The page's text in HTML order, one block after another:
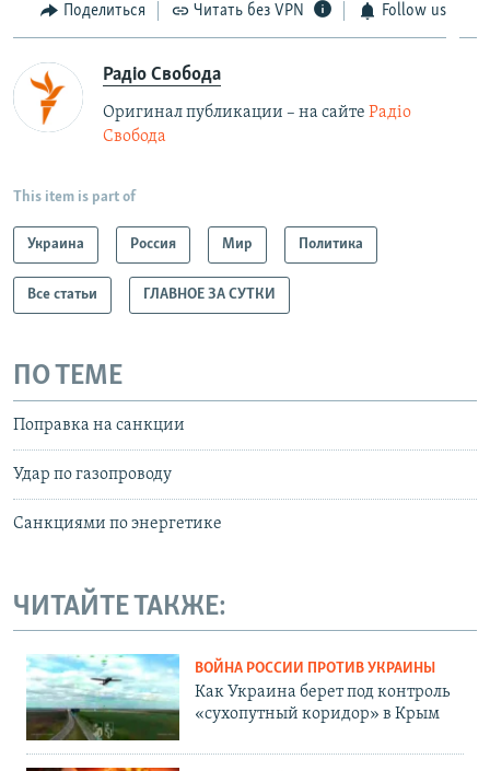
Поделиться Читать без VPN Follow us
Радіо Свобода
Оригинал публикации – на сайте Радіо
Свобода
This item is part of
Украина Россия Мир Политика
Все статьи ГЛАВНОЕ ЗА СУТКИ
ПО ТЕМЕ
Поправка на санкции
Удар по газопроводу
Санкциями по энергетике
ЧИТАЙТЕ ТАКЖЕ:
ВОЙНА РОССИИ ПРОТИВ УКРАИНЫ
Как Украина берет под контроль
«сухопутный коридор» в Крым